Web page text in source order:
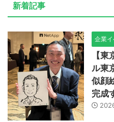
新着記事
企業イ
【
ル東
似顔
完成